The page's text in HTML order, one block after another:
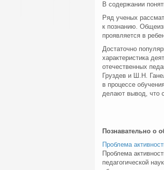
В содержании
Ряд ученых
к познанию.
проявляется в
Достаточно
характеристика
отечественных
Груздев и Ш.Н.
в процессе
делают вывод, что
Познавательно о
Проблема
Проблема
педагогической